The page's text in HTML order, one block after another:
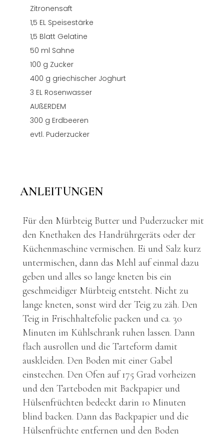
Zitronensaft
1,5 EL Speisestärke
1,5 Blatt Gelatine
50 ml Sahne
100 g Zucker
400 g griechischer Joghurt
3 EL Rosenwasser
AUßERDEM
300 g Erdbeeren
evtl. Puderzucker
ANLEITUNGEN
Für den Mürbteig Butter und Puderzucker mit
den Knethaken des Handrührgeräts oder der
Küchenmaschine vermischen. Ei und Salz kurz
untermischen, dann das Mehl auf einmal dazu
geben und alles so lange kneten bis ein
geschmeidiger Mürbteig entsteht. Nicht zu
lange kneten, sonst wird der Teig zu zäh. Den
Teig in Frischhaltefolie packen und ca. 30
Minuten im Kühlschrank ruhen lassen. Dann
flach ausrollen und die Tarteform damit
auskleiden. Den Boden mit einer Gabel
einstechen. Den Ofen auf 175 Grad vorheizen
und den Tarteboden mit Backpapier und
Hülsenfrüchten bedeckt darin 10 Minuten
blind backen. Dann das Backpapier und die
Hülsenfrüchte entfernen und den Boden